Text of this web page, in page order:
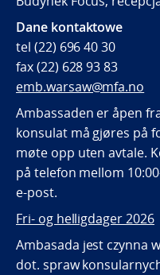
Dane kontaktowe
tel (22) 696 40 30
fax (22) 628 93 83
emb.warsaw@mfa.no
Ambassaden er åpen
konsulat må gjøres på
møte opp uten avtale.
på telefon mellom
e-post.
Fri- og helligdager 2026
Ambasada jest czynna
dot. spraw